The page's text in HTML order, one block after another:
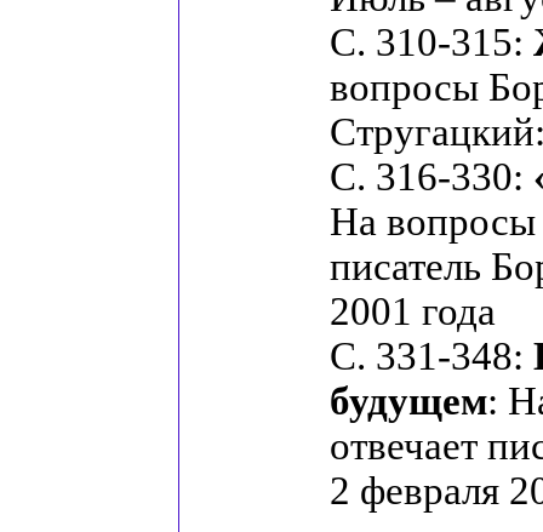
С. 310-315:
вопросы
С. 316-330:
На вопросы
писатель
2001 года
С. 331-348:
будущем:
отвечает
2 февраля